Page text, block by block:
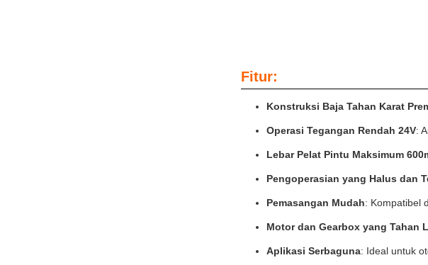
Fitur:
Konstruksi Baja Tahan Karat
Operasi Tegangan Rendah 24V:
Lebar Pelat Pintu Maksimum
Pengoperasian yang Halus dan
Pemasangan Mudah: Kompatibel
Motor dan Gearbox yang Tahan
Aplikasi Serbaguna: Ideal untuk